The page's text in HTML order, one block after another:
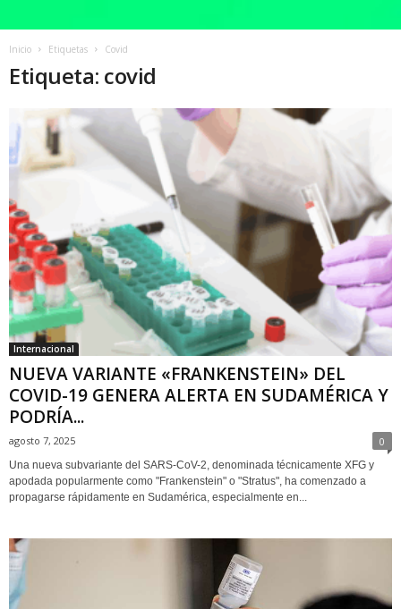
Inicio Etiquetas Covid
Etiqueta: covid
Internacional
NUEVA VARIANTE «FRANKENSTEIN» DEL
COVID-19 GENERA ALERTA EN SUDAMÉRICA Y
PODRÍA...
agosto 7, 2025 0
Una nueva subvariante del SARS-CoV-2, denominada técnicamente XFG y
apodada popularmente como "Frankenstein" o "Stratus", ha comenzado a
propagarse rápidamente en Sudamérica, especialmente en...